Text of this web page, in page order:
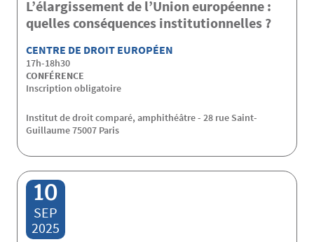
L’élargissement de l’Union européenne :
quelles conséquences institutionnelles ?
CENTRE DE DROIT EUROPÉEN
17h-18h30
CONFÉRENCE
Inscription obligatoire
Institut de droit comparé, amphithéâtre - 28 rue Saint-
Guillaume 75007 Paris
10
SEP
2025